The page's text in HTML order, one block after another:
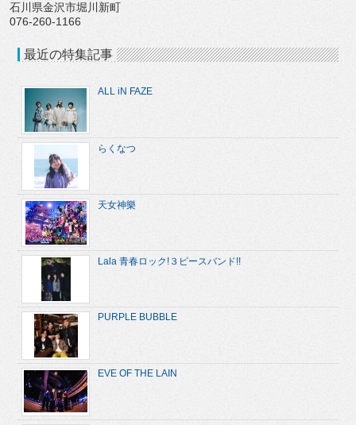
石川県金沢市堀川新町
076-260-1166
最近の特集記事
ALL iN FAZE
らくなつ
天女神樂
Lala 青春ロック!３ピースバンド!!
PURPLE BUBBLE
EVE OF THE LAIN